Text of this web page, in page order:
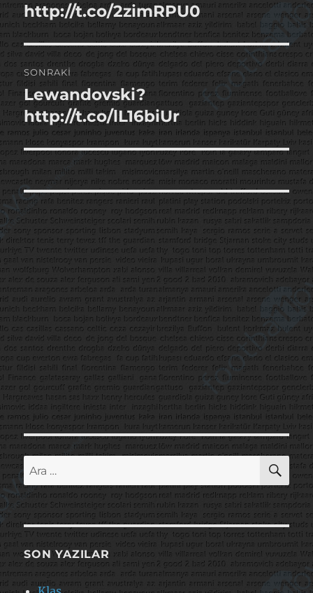
yazı:
http://t.co/2zimRPU0
SONRAKI
Sonraki
yazı:
Lewandovski?
http://t.co/lL16biUr
Ara:
SON YAZILAR